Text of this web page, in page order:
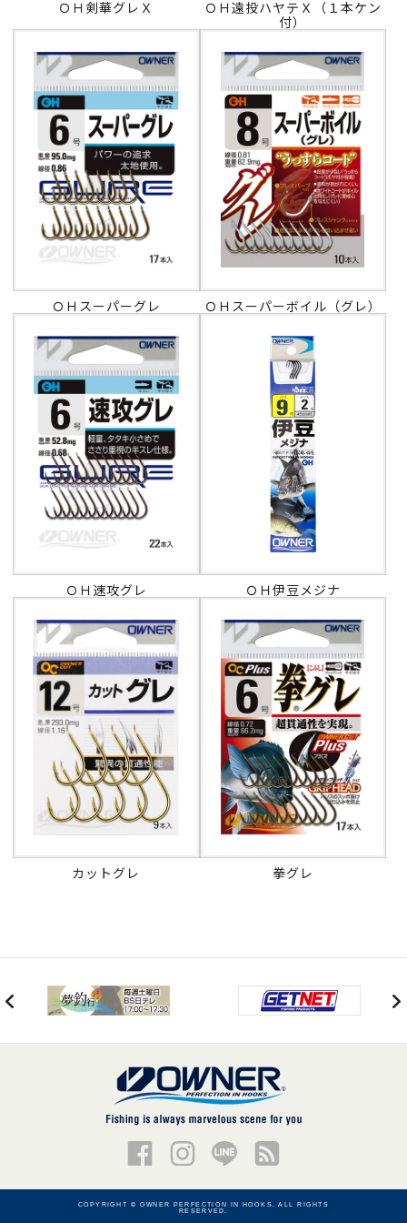
ＯＨ剣華グレＸ
ＯＨ遠投ハヤテＸ（１本ケン
付）
ＯＨスーパーグレ ＯＨスーパーボイル（グレ）
ＯＨ速攻グレ ＯＨ伊豆メジナ
カットグレ 拳グレ
COPYRIGHT © OWNER PERFECTION IN HOOKS. ALL RIGHTS
RESERVED.